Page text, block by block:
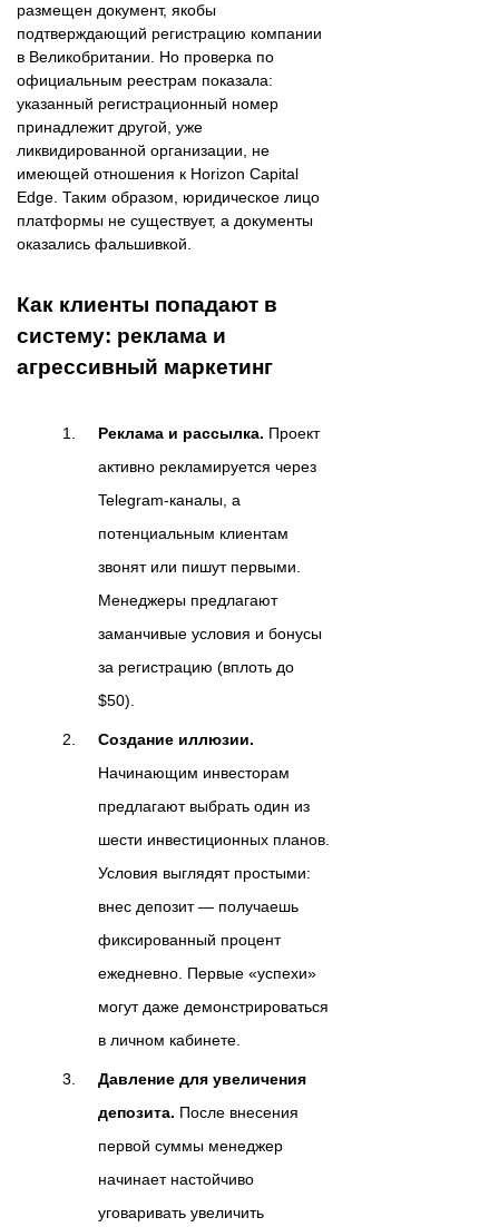
размещен документ, якобы
подтверждающий регистрацию компании
в Великобритании. Но проверка по
официальным реестрам показала:
указанный регистрационный номер
принадлежит другой, уже
ликвидированной организации, не
имеющей отношения к Horizon Capital
Edge. Таким образом, юридическое лицо
платформы не существует, а документы
оказались фальшивкой.
Как клиенты попадают в
систему: реклама и
агрессивный маркетинг
Реклама и рассылка. Проект
активно рекламируется через
Telegram-каналы, а
потенциальным клиентам
звонят или пишут первыми.
Менеджеры предлагают
заманчивые условия и бонусы
за регистрацию (вплоть до
$50).
Создание иллюзии.
Начинающим инвесторам
предлагают выбрать один из
шести инвестиционных планов.
Условия выглядят простыми:
внес депозит — получаешь
фиксированный процент
ежедневно. Первые «успехи»
могут даже демонстрироваться
в личном кабинете.
Давление для увеличения
депозита. После внесения
первой суммы менеджер
начинает настойчиво
уговаривать увеличить